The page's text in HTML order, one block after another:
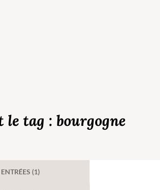
tag : bourgogne
ENTRÉES (1)